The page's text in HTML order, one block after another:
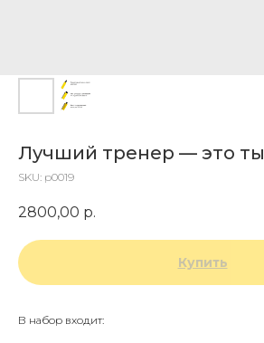
Лучший тренер — это ты
SKU: p0019
2800,00 р.
Купить
В набор входит: